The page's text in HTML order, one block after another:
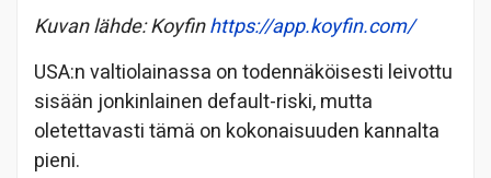
Kuvan lähde: Koyfinhttps://app.koyfin.com/
USA:n valtiolainassa on todennäköisesti leivottu
sisään jonkinlainen default-riski, mutta
oletettavasti tämä on kokonaisuuden kannalta
pieni.